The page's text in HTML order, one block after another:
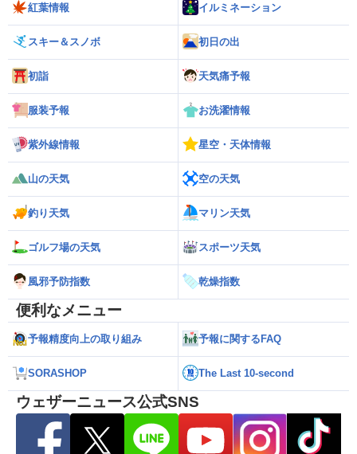
紅葉情報 イルミネーション
スキー＆スノボ 初日の出
初詣 天気痛予報
服装予報 お洗濯情報
紫外線情報 星空・天体情報
山の天気 空の天気
釣り天気 マリン天気
ゴルフ場の天気 スポーツ天気
風邪予防指数 乾燥指数
便利なメニュー
予報精度向上の取り組み 予報に関するFAQ
SORASHOP The Last 10-second
ウェザーニュース公式SNS